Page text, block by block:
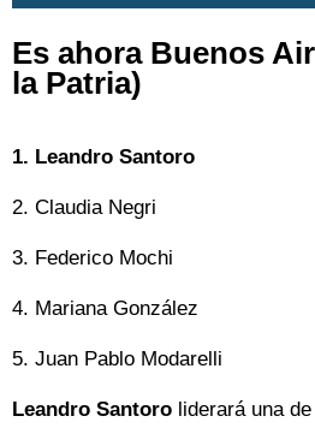
Es ahora Buenos
la Patria)
1. Leandro Santoro
2. Claudia Negri
3. Federico Mochi
4. Mariana González
5. Juan Pablo Modarelli
Leandro Santoro liderará una